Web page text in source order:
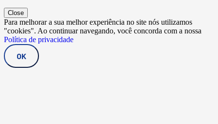
Close
Para melhorar a sua melhor experiência no site nós utilizamos
"cookies". Ao continuar navegando, você concorda com a nossa
Política de privacidade
OK